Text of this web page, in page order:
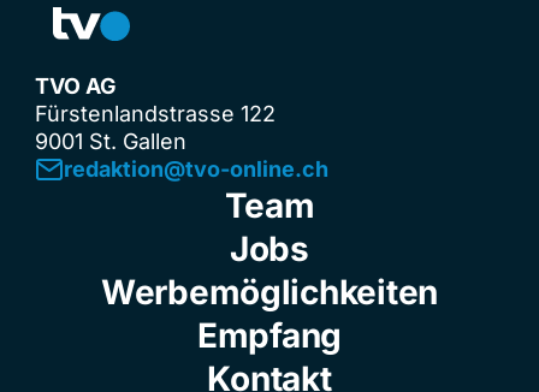
TVO AG
Fürstenlandstrasse 122
9001 St. Gallen
redaktion@tvo-online.ch
Team
Jobs
Werbemöglichkeiten
Empfang
Kontakt